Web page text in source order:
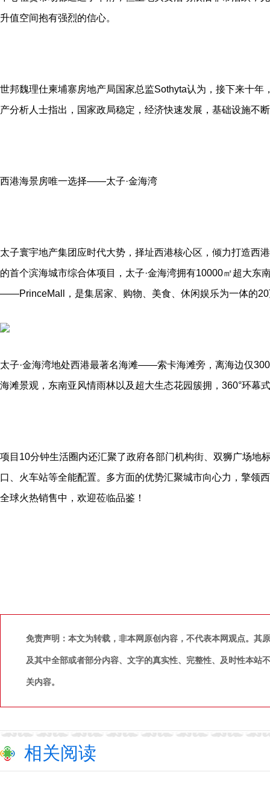
升值空间抱有强烈的信心。
世邦魏理仕柬埔寨房地产局国家总监Sothyta认为，接下来十
产分析人士指出，国家政局稳定，经济快速发展，基础设施不
西港海景房唯一选择——太子·金海湾
太子寰宇地产集团应时代大势，择址西港核心区，倾力打造
的首个滨海城市综合体项目，太子·金海湾拥有10000㎡超大东
——PrinceMall，是集居家、购物、美食、休闲娱乐为一体的
太子·金海湾地处西港最著名海滩——索卡海滩旁，离海边仅
海滩景观，东南亚风情雨林以及超大生态花园簇拥，360°环幕
项目10分钟生活圈内还汇聚了政府各部门机构街、双狮广场地
口、火车站等全能配置。多方面的优势汇聚城市向心力，擎领
全球火热销售中，欢迎莅临品鉴！
免责声明：本文为转载，非本网原创内容，不代表本网观点。其
及其中全部或者部分内容、文字的真实性、完整性、及时性本站
关内容。
相关阅读